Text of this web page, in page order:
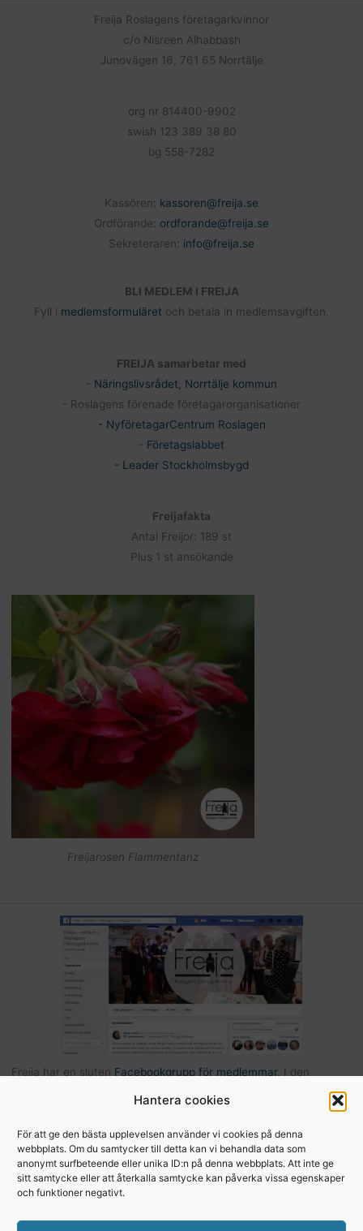
Hantera cookies
För att ge den bästa upplevelsen använder vi cookies på denna
webbplats. Om du samtycker till detta kan vi behandla data som
anonymt surfbeteende eller unika ID:n på denna webbplats. Att inte ge
sitt samtycke eller att återkalla samtycke kan påverka vissa egenskaper
och funktioner negativt.
Freija Roslagens företagarkvinnor
c/o Nisreen Alhabbash
Junovägen 16, 761 65 Norrtälje
org nr 814400-9902
swish 123 389 38 80
bg 558-7282
Kassören: kassoren@freija.se
Ordförande: ordforande@freija.se
Sekreteraren: info@freija.se
BLI MEDLEM I FREIJA
Fyll i medlemsformuläret och betala in medlemsavgiften.
FREIJA samarbetar med
- Näringslivsrådet, Norrtälje kommun
- Roslagens förenade företagarorganisationer
- NyföretagarCentrum Roslagen
Företagslabbet
- Leader Stockholmsbygd
Freijafakta
Antal Freijor: 189 st
Plus 1 st ansökande
Freijarosen Flammentanz
Freija har en sluten Facebookgrupp för medlemmar. I den
gruppen kan du som är medlem kommunicera med andra Freijor,
ställa frågor, tipsa varandra etc… Här hittar du också bilder och
filer från Freijaträffar. Om du är Freija och finns på Facebook –
begär att få bli medlem.
Copyright © 2026, Freija - Roslagens